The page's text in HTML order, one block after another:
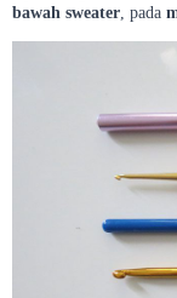
bawah sweater , pada